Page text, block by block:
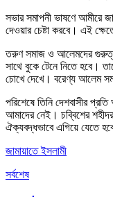
সভার সমাপনী ভাষণে আমীরে
দেওয়ার চেষ্টা করবে। এই
তরুণ সমাজ ও আলেমদের
সাথে বুকে টেনে নিতে হবে।
চোখে দেখে। বরেণ্য আলেম
পরিশেষে তিনি দেশবাসীর
আমাদের নেই। চব্বিশের
ঐক্যবদ্ধভাবে এগিয়ে যেতে
জামায়াতে ইসলামী
সর্বশেষ